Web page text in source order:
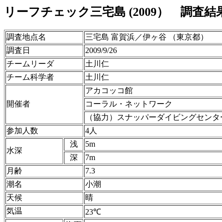
リーフチェック三宅島 (2009） 調査結
調査地点名
三宅島 富賀浜／伊ヶ谷 （東京都）
調査日
2009/9/26
チームリーダ
土川仁
チーム科学者
土川仁
開催者
アカコッコ館
コーラル・ネットワーク
（協力）スナッパーダイビングセンタ
参加人数
4人
水深
浅
5m
深
7m
月齢
7.3
潮名
小潮
天候
晴
気温
23℃